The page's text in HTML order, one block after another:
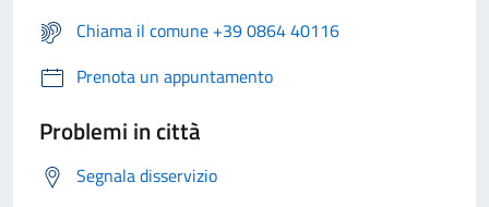
Chiama il comune +39 0864 40116
Prenota un appuntamento
Problemi in città
Segnala disservizio